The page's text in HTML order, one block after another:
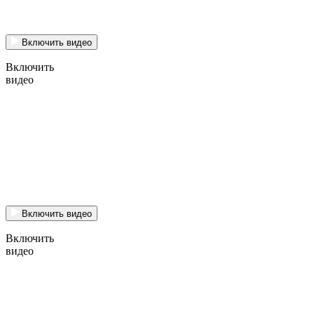
Включить видео
Включить
видео
Включить видео
Включить
видео